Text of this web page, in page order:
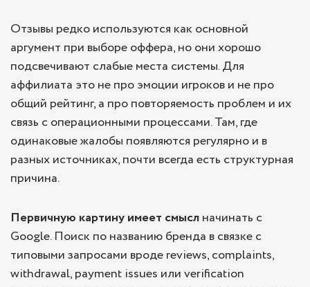
Отзывы редко используются как основной
аргумент при выборе оффера, но они хорошо
подсвечивают слабые места системы. Для
аффилиата это не про эмоции игроков и не про
общий рейтинг, а про повторяемость проблем и их
связь с операционными процессами. Там, где
одинаковые жалобы появляются регулярно и в
разных источниках, почти всегда есть структурная
причина.
Первичную картинуимеет смыслначинать с
Google. Поиск по названию бренда в связке с
типовыми запросами вроде reviews, complaints,
withdrawal, payment issues или verification